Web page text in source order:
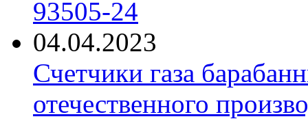
93505-24
04.04.2023
Счетчики газа
отечественного